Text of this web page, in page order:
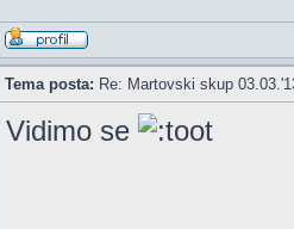
Tema posta: Re: Martovski skup
Vidimo se